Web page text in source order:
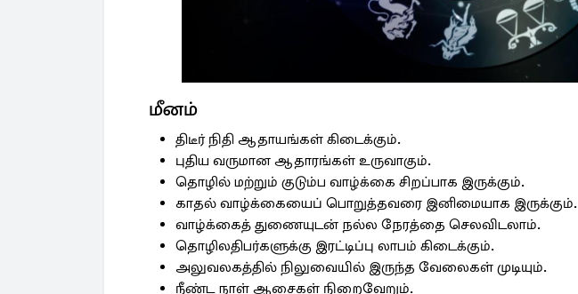
மீனம்
திடீர் நிதி ஆதாயங்கள் கிடைக்கும்.
புதிய வருமான ஆதாரங்கள் உருவாகும்.
தொழில் மற்றும் குடும்ப வாழ்க்கை சிறப்பாக இருக்கும்.
காதல் வாழ்க்கையைப் பொறுத்தவரை இனிமையாக இருக்கும்.
வாழ்க்கைத் துணையுடன் நல்ல நேரத்தை செலவிடலாம்.
தொழிலதிபர்களுக்கு இரட்டிப்பு லாபம் கிடைக்கும்.
அலுவலகத்தில் நிலுவையில் இருந்த வேலைகள் முடியும்.
நீண்ட நாள் ஆசைகள் நிறைவேறும்.